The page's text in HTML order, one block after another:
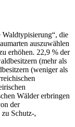
die
auszuwählen
erhöhen. 22,9 % der
(mehr als
(weniger als
Wälder erbringen
der
Schutz-,